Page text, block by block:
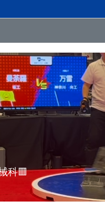
科🟧